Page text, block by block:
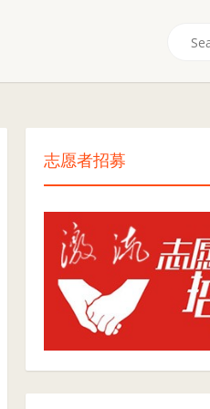
志愿者招募